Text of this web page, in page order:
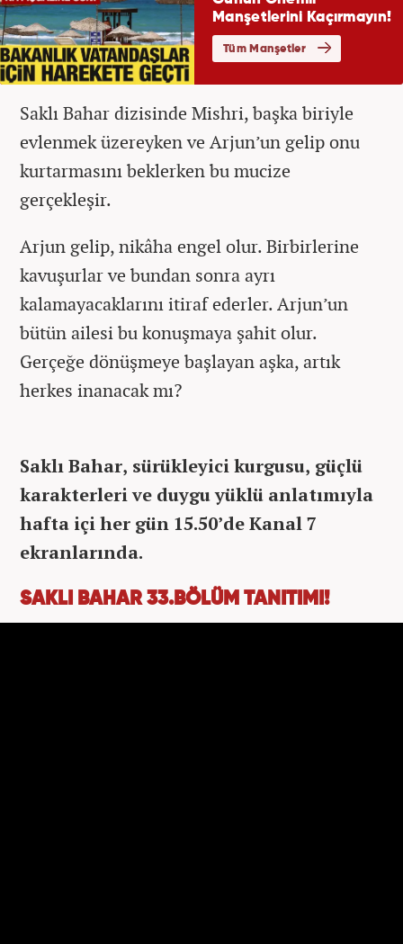
Saklı Bahar dizisinde Mishri, başka biriyle
evlenmek üzereyken ve Arjun’un gelip onu
kurtarmasını beklerken bu mucize
gerçekleşir.
Arjun gelip, nikâha engel olur. Birbirlerine
kavuşurlar ve bundan sonra ayrı
kalamayacaklarını itiraf ederler. Arjun’un
bütün ailesi bu konuşmaya şahit olur.
Gerçeğe dönüşmeye başlayan aşka, artık
herkes inanacak mı?
Saklı Bahar, sürükleyici kurgusu, güçlü
karakterleri ve duygu yüklü anlatımıyla
hafta içi her gün 15.50’de Kanal 7
ekranlarında.
SAKLI BAHAR 33.BÖLÜM TANITIMI!